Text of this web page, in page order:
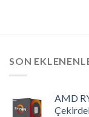
SON
AMD